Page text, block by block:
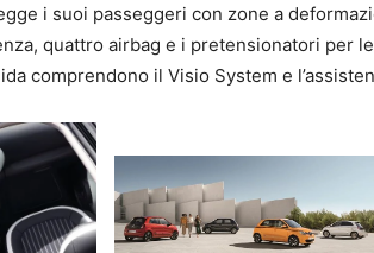
i suoi passeggeri con zone a
quattro airbag e i pretensionatori per
comprendono il Visio System e